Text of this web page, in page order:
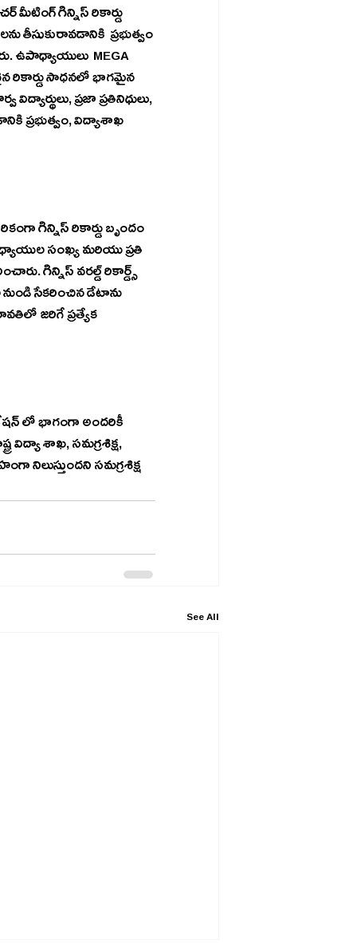
ఉపాధ్యాయులు  MEGA
ప్రజా ప్రతినిధులు,
ప్రభుత్వం, విద్యాశాఖ
గిన్నిస్ రికార్డు బృందం
గిన్నిస్ వరల్డ్ రికార్డ్స్
సేకరించిన డేటాను
జరిగే ప్రత్యేక
See All